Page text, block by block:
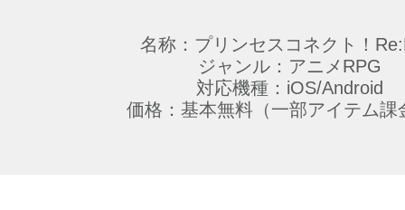
名称：プリンセスコネクト！
ジャンル：アニメRPG
対応機種：iOS/Android
価格：基本無料（一部アイテム課